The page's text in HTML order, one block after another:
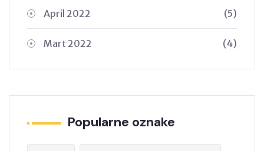
April 2022 (5)
Mart 2022 (4)
Popularne oznake